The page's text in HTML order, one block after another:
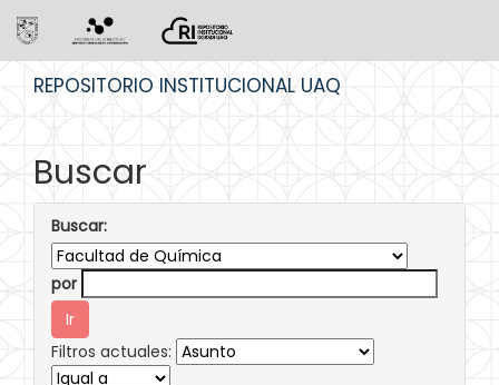
REPOSITORIO INSTITUCIONAL UAQ
Buscar
Buscar:
por
Filtros actuales: